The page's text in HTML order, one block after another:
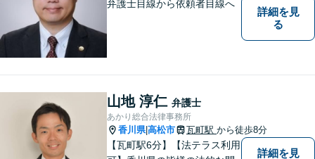
弁護士目線から依頼者目線へ
詳細を見
る
山地 淳仁 弁護士
あかり総合法律事務所
香川県|高松市 瓦町駅 から徒歩8分
【瓦町駅6分】【法テラス利用
詳細を見